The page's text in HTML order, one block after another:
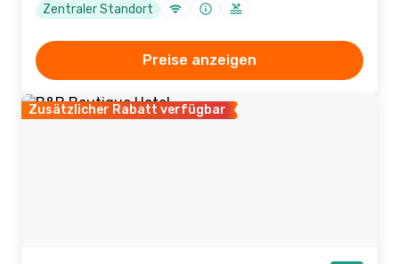
Zentraler Standort
Preise anzeigen
Zusätzlicher Rabatt verfügbar